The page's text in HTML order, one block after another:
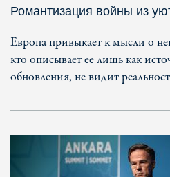
Романтизация войны из
Европа привыкает к мысли о
кто описывает ее лишь как
обновления, не видит